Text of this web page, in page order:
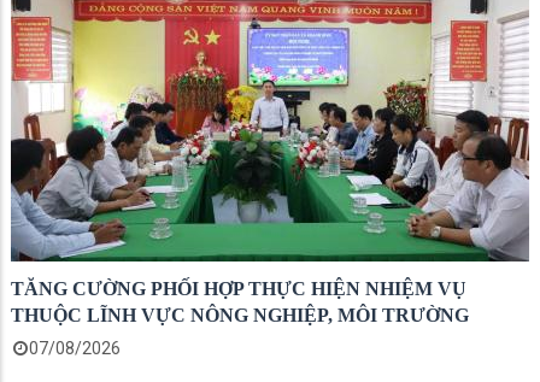
TĂNG CƯỜNG PHỐI HỢP THỰC HIỆN NHIỆM VỤ
THUỘC LĨNH VỰC NÔNG NGHIỆP, MÔI TRƯỜNG
07/08/2026